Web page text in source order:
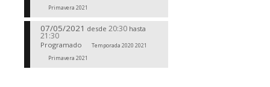
Primavera 2021
07/05/2021 desde 20:30 hasta
21:30
Programado
Temporada 2020 2021
Primavera 2021